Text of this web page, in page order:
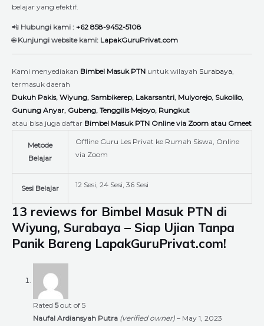
belajar yang efektif.
📲 Hubungi kami : +62 858-9452-5108
🌐Kunjungi website kami: LapakGuruPrivat.com
Kami menyediakan Bimbel Masuk PTN untuk wilayah Surabaya
termasuk daerah
Dukuh Pakis, Wiyung, Sambikerep, Lakarsantri, Mulyorejo, Sukolilo,
Gunung Anyar, Gubeng, Tenggilis Mejoyo, Rungkut
atau bisa juga daftar Bimbel Masuk PTN Online via Zoom atau Gmeet
Metode
Belajar
Offline Guru Les Privat ke Rumah Siswa, Online
via Zoom
Sesi Belajar 12 Sesi, 24 Sesi, 36 Sesi
13 reviews for Bimbel Masuk PTN di
Wiyung, Surabaya – Siap Ujian Tanpa
Panik Bareng LapakGuruPrivat.com!
Rated 5out of 5
Naufal Ardiansyah Putra (verified owner) – May 1, 2023